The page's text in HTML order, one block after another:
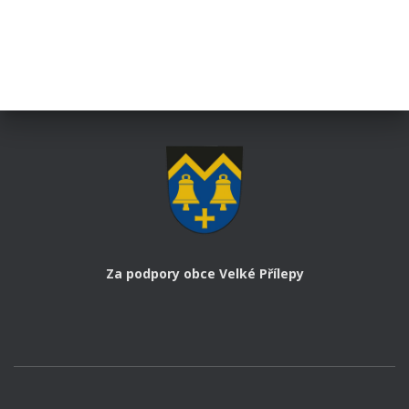
Za podpory obce Velké Přílepy